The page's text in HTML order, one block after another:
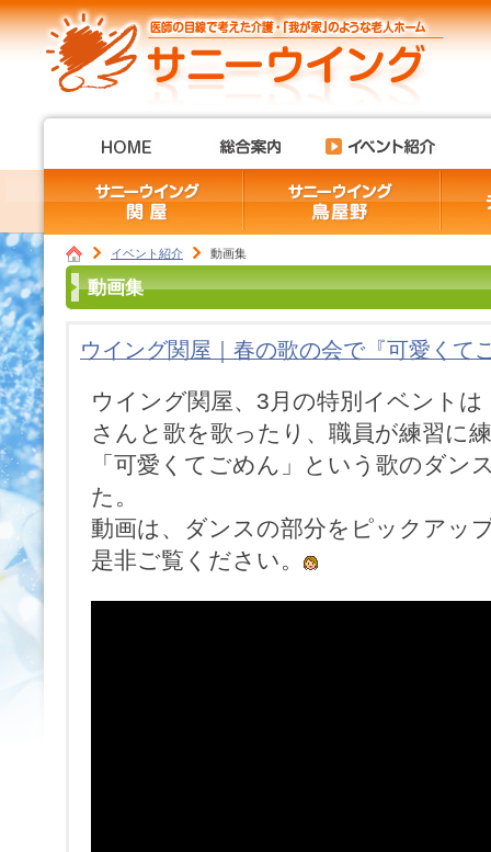
イベント紹介 動画集
動画集
ウイング関屋｜春の歌の会で『可愛くて
ウイング関屋、3月の特別イベント
さんと歌を歌ったり、職員が練習に
「可愛くてごめん」という歌のダン
た。
動画は、ダンスの部分をピックアッ
是非ご覧ください。